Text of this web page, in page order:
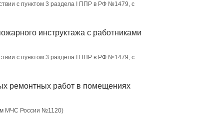
с пунктом 3 раздела I ППР в РФ №1479, с
инструктажа с работниками
с пунктом 3 раздела I ППР в РФ №1479, с
ремонтных работ в помещениях
МЧС России №1120)